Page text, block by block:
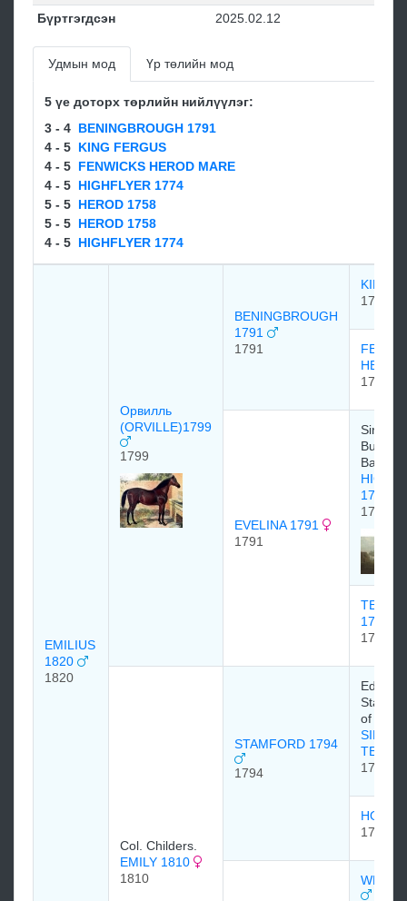
Бүртгэгдсэн
2025.02.12
Удмын мод Үр төлийн мод
5 үе доторх төрлийн нийлүүлэг:
3 - 4 BENINGBROUGH 1791
4 - 5 KING FERGUS
4 - 5 FENWICKS HEROD MARE
4 - 5 HIGHFLYER 1774
5 - 5 HEROD 1758
5 - 5 HEROD 1758
4 - 5 HIGHFLYER 1774
EMILIUS
1820
1820
Орвилль
(ORVILLE)1799
1799
BENINGBROUGH
1791
1791
KING
1775
1780
EVELINA 1791
1791
Sir
Baronet
1774
1774
1772
1772
Col. Childers.
EMILY 1810
1810
STAMFORD 1794
1794
of
SIR
1784
1778